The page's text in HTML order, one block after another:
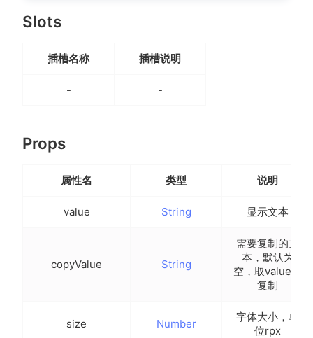
Slots
插槽名称 插槽说明
- -
Props
属性名 类型 说明
value String 显示文本
copyValue String
需要复制的文
本，默认为
空，取value值
复制
size Number
字体大小，单
位rpx